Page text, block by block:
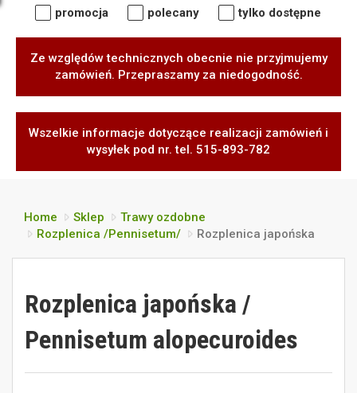
promocja polecany tylko dostępne
Ze względów technicznych obecnie nie przyjmujemy
zamówień. Przepraszamy za niedogodność.
Wszelkie informacje dotyczące realizacji zamówień i
wysyłek pod nr. tel. 515-893-782
Home Sklep
Trawy ozdobne
Rozplenica /Pennisetum/
Rozplenica japońska
Rozplenica japońska /
Pennisetum alopecuroides